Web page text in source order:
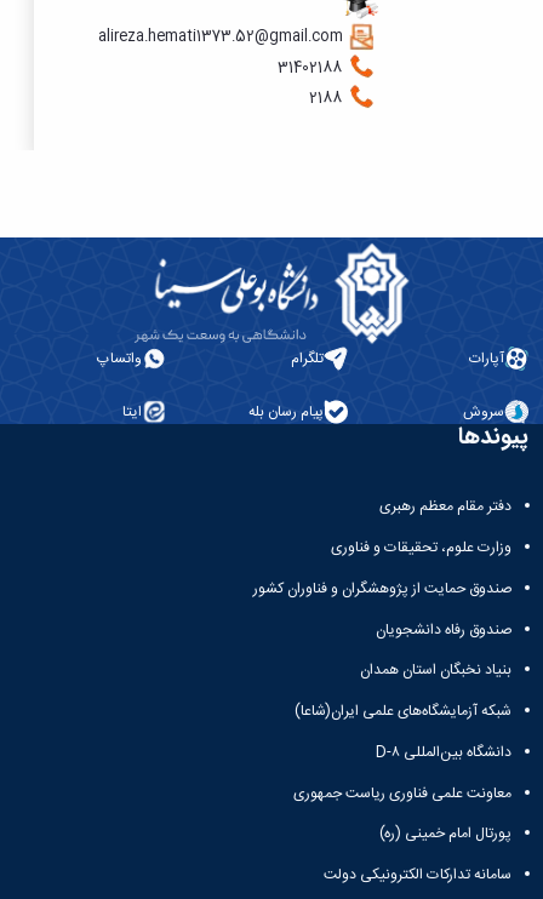
آپارات تلگرام واتساپ
سروش پیام رسان بله ایتا
پیوندها
دفتر مقام معظم رهبری
وزارت علوم، تحقیقات و فناوری
صندوق حمایت از پژوهشگران و فناوران کشور
صندوق رفاه دانشجویان
بنیاد نخبگان استان همدان
شبکه آزمایشگاه‌های علمی ایران(شاعا)
دانشگاه بین‌المللی D-۸
معاونت علمی فناوری ریاست جمهوری
پورتال امام خمینی (ره)
سامانه تدارکات الکترونیکی دولت